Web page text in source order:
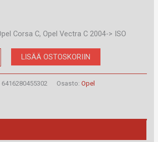
Corsa C, Opel Vectra C 2004-> ISO
LISÄÄ OSTOSKORIIN
6416280455302 Osasto:Opel